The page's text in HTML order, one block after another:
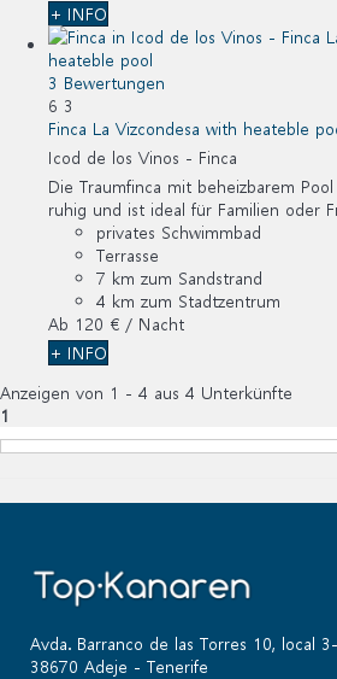
+ INFO
3 Bewertungen
6 3
Finca La Vizcondesa with heateble
Icod de los Vinos - Finca
Die Traumfinca mit beheizbarem
ruhig und ist ideal für Familien oder
privates Schwimmbad
Terrasse
7 km zum Sandstrand
4 km zum Stadtzentrum
Ab 120 € / Nacht
+ INFO
Anzeigen von 1 - 4 aus 4 Unterkünfte
1
Avda. Barranco de las Torres 10, local
38670 Adeje - Tenerife